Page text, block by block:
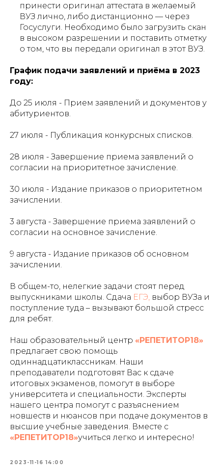
принести оригинал аттестата в желаемый
ВУЗ лично, либо дистанционно — через
Госуслуги. Необходимо было загрузить скан
в высоком разрешении и поставить отметку
о том, что вы передали оригинал в этот ВУЗ.
График подачи заявлений и приёма в 2023
году:
До 25 июля - Прием заявлений и документов у
абитуриентов.
27 июля - Публикация конкурсных списков.
28 июля - Завершение приема заявлений о
согласии на приоритетное зачисление.
30 июля - Издание приказов о приоритетном
зачислении.
3 августа - Завершение приема заявлений о
согласии на основное зачисление.
9 августа - Издание приказов об основном
зачислении.
В общем-то, нелегкие задачи стоят перед
выпускниками школы. Сдача ЕГЭ, выбор ВУЗа и
поступление туда – вызывают большой стресс
для ребят.
Наш образовательный центр «РЕПЕТИТОР18»
предлагает свою помощь
одиннадцатиклассникам. Наши
преподаватели подготовят Вас к сдаче
итоговых экзаменов, помогут в выборе
университета и специальности. Эксперты
нашего центра помогут с разъяснением
новшеств и нюансов при подаче документов в
высшие учебные заведения. Вместе с
«РЕПЕТИТОР18»учиться легко и интересно!
2023-11-16 14:00